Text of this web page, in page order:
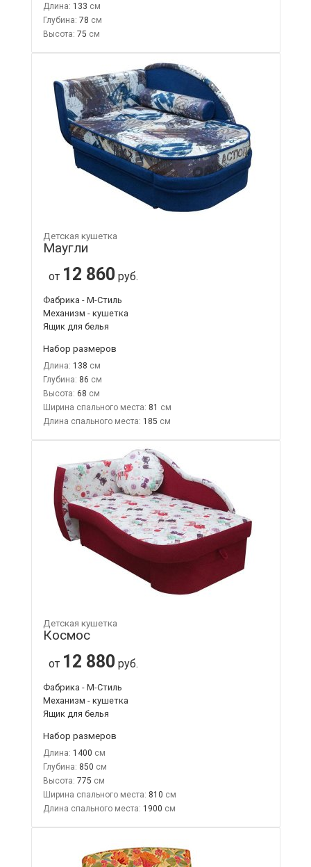
Длина: 133
Глубина: 78
Высота: 75
Детская кушетка
Маугли
от 12 860 руб.
Фабрика - М-Стиль
Механизм - кушетка
Ящик для белья
Набор размеров
Длина: 138
Глубина: 86
Высота: 68
Ширина спального места: 81
Длина спального места: 185
Детская кушетка
Космос
от 12 880 руб.
Фабрика - М-Стиль
Механизм - кушетка
Ящик для белья
Набор размеров
Длина: 1400
Глубина: 850
Высота: 775
Ширина спального места: 810
Длина спального места: 1900